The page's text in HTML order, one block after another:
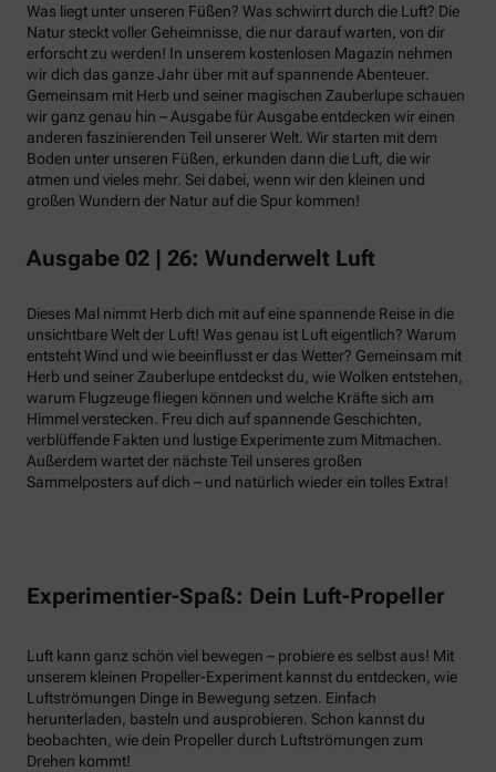
Was liegt unter unseren Füßen? Was schwirrt durch die Luft? Die
Natur steckt voller Geheimnisse, die nur darauf warten, von dir
erforscht zu werden! In unserem kostenlosen Magazin nehmen
wir dich das ganze Jahr über mit auf spannende Abenteuer.
Gemeinsam mit Herb und seiner magischen Zauberlupe schauen
wir ganz genau hin – Ausgabe für Ausgabe entdecken wir einen
anderen faszinierenden Teil unserer Welt. Wir starten mit dem
Boden unter unseren Füßen, erkunden dann die Luft, die wir
atmen und vieles mehr. Sei dabei, wenn wir den kleinen und
großen Wundern der Natur auf die Spur kommen!
Ausgabe 02 | 26: Wunderwelt Luft
Dieses Mal nimmt Herb dich mit auf eine spannende Reise in die
unsichtbare Welt der Luft! Was genau ist Luft eigentlich? Warum
entsteht Wind und wie beeinflusst er das Wetter? Gemeinsam mit
Herb und seiner Zauberlupe entdeckst du, wie Wolken entstehen,
warum Flugzeuge fliegen können und welche Kräfte sich am
Himmel verstecken. Freu dich auf spannende Geschichten,
verblüffende Fakten und lustige Experimente zum Mitmachen.
Außerdem wartet der nächste Teil unseres großen
Sammelposters auf dich – und natürlich wieder ein tolles Extra!
Experimentier-Spaß: Dein Luft-Propeller
Luft kann ganz schön viel bewegen – probiere es selbst aus! Mit
unserem kleinen Propeller-Experiment kannst du entdecken, wie
Luftströmungen Dinge in Bewegung setzen. Einfach
herunterladen, basteln und ausprobieren. Schon kannst du
beobachten, wie dein Propeller durch Luftströmungen zum
Drehen kommt!